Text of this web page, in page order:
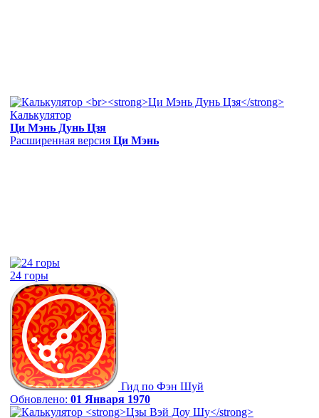
Калькулятор
Ци Мэнь Дунь Цзя
Расширенная версия Ци Мэнь
24 горы
Гид по Фэн Шуй
Обновлено: 01 Января 1970